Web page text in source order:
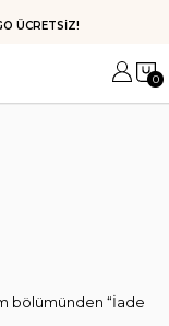
0
bölümünden “İade